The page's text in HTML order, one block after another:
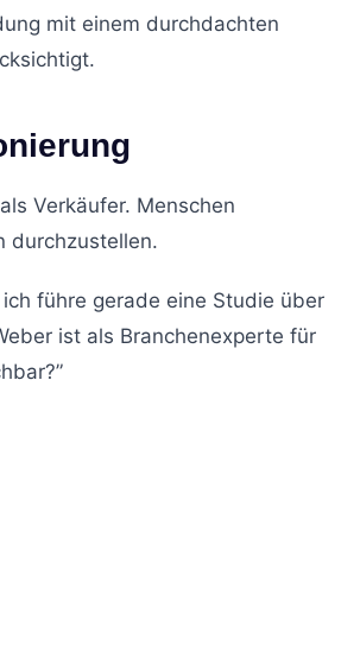
mit einem durchdachten
Verkäufer. Menschen
durchzustellen.
ich führe gerade eine Studie über
ist als Branchenexperte für